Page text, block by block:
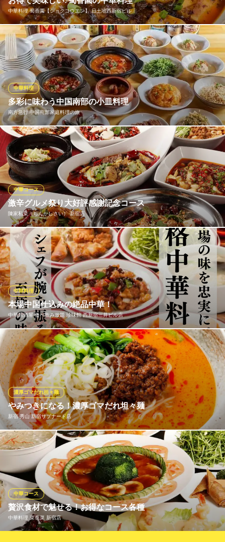
ＪＲ新宿駅南口 徒歩1分
東京都新宿区西新宿1-18-1 小川ビル3F
中華料理 蜀香園【ショクコウエン】 日土地西新宿ビル
熱々の鍋で提供する麻婆豆腐や、外はサクサク!!中はジューシーな
黒酢酢豚などお得に食べられる料理メニューが勢揃い♪ ２時間食
べ飲み放題コースなら180種の料理が食べ放題で2980円！エリア
で１番お得な自信があります！
中華料理 蜀香園【ショクコウエン】 日土地西新宿ビル
No,1新宿食べ放題
ＪＲ新宿駅西口 徒歩8分
東京都新宿区西新宿6-10-1 日土地西新宿ビル2F
多彩に味わう中国南部の小皿料理
南方急行 中国南部家庭料理の旅
中華料理
上海・江蘇・浙江・湖南など、中国南部の様々な土地の味を一度
に楽しめます。とろけるような食感の「角春雨の醤油炒め」は、
醤油とニンニクの香りが食欲をそそる逸品。シンプルな塩味の
「海苔と豚肉の炒め物」は、シャキッと滑らかな海苔と豚肉の脂
が絡み合い、奥深さを感じられます。ほかにも必食の名物メニュ
ーが多数！
南方急行 中国南部家庭料理の旅
上海～雲南家庭料理の旅
地下鉄丸ノ内線新宿御苑前駅 徒歩2分
東京都新宿区新宿1-3-8 YKB新宿御苑B1
激辛グルメ祭り大好評感謝記念コース
陳家私菜（ちんかしさい） 新宿店
中華コース
人気イベント【激辛グルメ祭り】で毎年大行列・大人気！！ 記念
して、当店の辛くて、奥深い味わいをご堪能いただけるお料理、
全11品に飲み放題2時間が付いたコースを！
陳家私菜（ちんかしさい） 新宿店
中国政府公認レストラン
ＪＲ新宿駅南口 徒歩5分
東京都渋谷区代々木2-15-9 加瀬ビル1F
本場中国仕込みの絶品中華！
中華居酒屋 食べ飲み放題 珍味館 西新宿三井ビル店
中華料理
調理スタッフは全て中国出身。本場中国で修行を積んだ、熟練の
料理人が揃っています。料理は本格的ですが、辛さの調整など日
本人の口に合わせたアレンジもいたします。当店一番人気の海老
のチリソース炒めは、ぷりぷりの海老の食感と、甘辛いソースの
風味がたまらない逸品！どうぞアツアツをお召し上がりくださ
い。
中華居酒屋 食べ飲み放題 珍味館 西新宿三井ビル店
西新宿 個室 中華
地下鉄丸ノ内線西新宿駅 徒歩6分
東京都新宿区西新宿6-24-1 西新宿三井ビルディング1F
やみつきになる！濃厚ゴマだれ坦々麺
新宿 秀山 新宿サブナード店
濃厚ゴマだれ担々麺
絶対の自信作！秀山のオリジナル担々麺は他では味わえない美味
しさ。濃厚で香り豊かなゴマペーストと、パンチの効いた自家製
ラー油が織り成す、こだわりのクリーミーなスープは、他では味
わえない逸品です。古くから変わらぬお店の看板メニューとし
て、多くのお客様に愛されています。お得なセットもご用意して
います。
新宿 秀山 新宿サブナード店
贅沢食材で魅せる！お得なコース各種
中華料理 菜香菜 新宿店
中華コース